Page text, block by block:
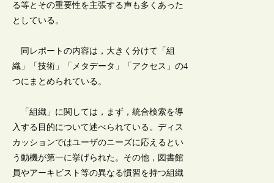
る等とその重要性を主張する声も多くあった
としている。
同レポートの内容は，大きく分けて「組
織」「技術」「メタデータ」「アクセス」の4
つにまとめられている。
「組織」に関しては，まず，統合検索を導
入する目的について述べられている。ディス
カッションではユーザのニーズに応えるとい
う動機が第一に挙げられた。その他，図書館
員やアーキビスト等の異なる慣習を持つ組織